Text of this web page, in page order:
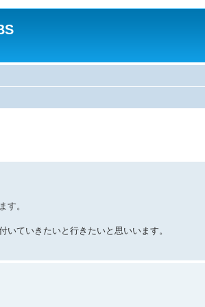
す。
ていきたいと行きたいと思いいます。